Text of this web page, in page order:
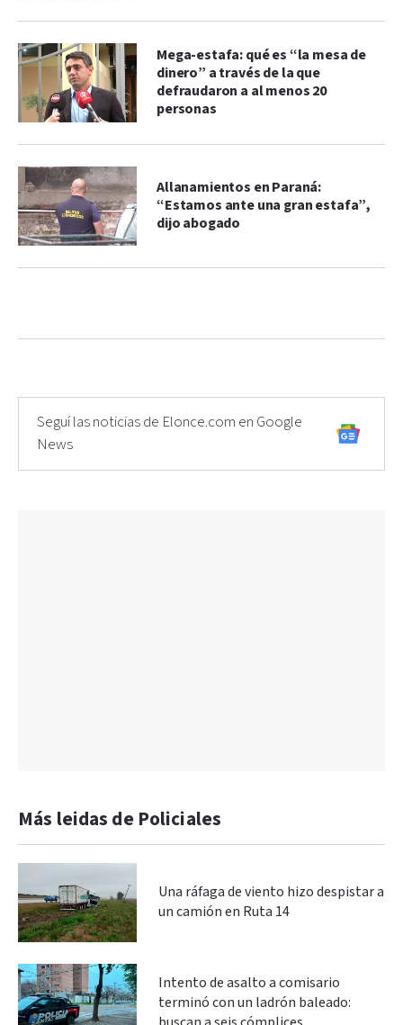
Mega-estafa: qué es “la mesa de
dinero” a través de la que
defraudaron a al menos 20
personas
Allanamientos en Paraná:
“Estamos ante una gran estafa”,
dijo abogado
Seguí las noticias de Elonce.com en Google
News
Más leidas de Policiales
Una ráfaga de viento hizo despistar a
un camión en Ruta 14
Intento de asalto a comisario
terminó con un ladrón baleado: